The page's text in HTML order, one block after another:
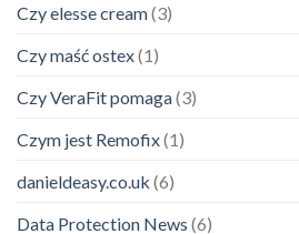
Czy elesse cream(3)
Czy maść ostex(1)
Czy VeraFit pomaga(3)
Czym jest Remofix(1)
danieldeasy.co.uk (6)
Data Protection News (6)